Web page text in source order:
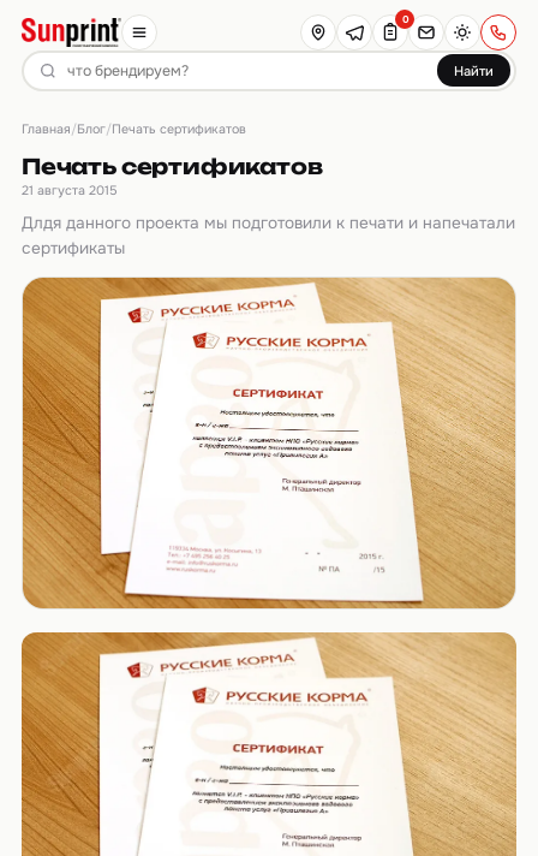
Найти
0
Главная/Блог/Печать сертификатов
Печать сертификатов
21 августа 2015
Длдя данного проекта мы подготовили к печати и напечатали
сертификаты